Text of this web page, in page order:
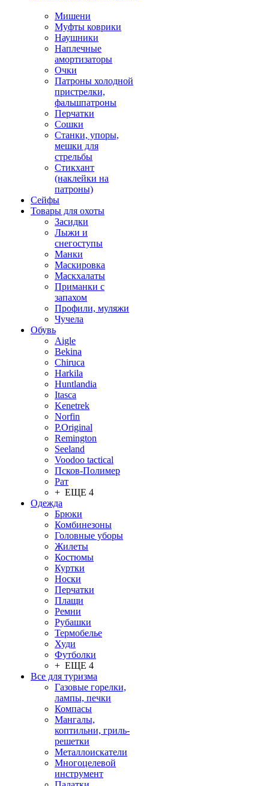
Мишени
Муфты коврики
Наушники
Наплечные
амортизаторы
Очки
Патроны холодной
пристрелки,
фальшпатроны
Перчатки
Сошки
Станки, упоры,
мешки для
стрельбы
Стикхант
(наклейки на
патроны)
Сейфы
Товары для охоты
Засидки
Лыжи и
снегоступы
Манки
Маскировка
Маскхалаты
Приманки с
запахом
Профили, муляжи
Чучела
Обувь
Aigle
Bekina
Chiruсa
Harkila
Huntlandia
Itasca
Kenetrek
Norfin
P.Original
Remington
Seeland
Voodoo tactical
Псков-Полимер
Рат
+ ЕЩЕ 4
Одежда
Брюки
Комбинезоны
Головные уборы
Жилеты
Костюмы
Куртки
Носки
Перчатки
Плащи
Ремни
Рубашки
Термобелье
Худи
Футболки
+ ЕЩЕ 4
Все для туризма
Газовые горелки,
лампы, печки
Компасы
Мангалы,
коптильни, гриль-
решетки
Металлоискатели
Многоцелевой
инструмент